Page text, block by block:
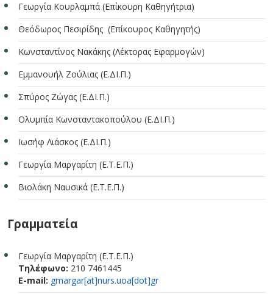
Γεωργία Κουρλαμπά (Επίκουρη Καθηγήτρια)
Θεόδωρος Πεσιρίδης (Επίκουρος Καθηγητής)
Κωνσταντίνος Νακάκης (Λέκτορας Εφαρμογών)
Εμμανουήλ Ζούλιας (Ε.ΔΙ.Π.)
Σπύρος Ζώγας (Ε.ΔΙ.Π.)
Ολυμπία Κωνσταντακοπούλου (Ε.ΔΙ.Π.)
Ιωσήφ Λιάσκος (Ε.ΔΙ.Π.)
Γεωργία Μαργαρίτη (Ε.Τ.Ε.Π.)
Βιολάκη Ναυσικά (Ε.Τ.Ε.Π.)
Γραμματεία
Γεωργία Μαργαρίτη (Ε.Τ.Ε.Π.)
Τηλέφωνο: 210 7461445
E-mail: gmargar[at]nurs.uoa[dot]gr